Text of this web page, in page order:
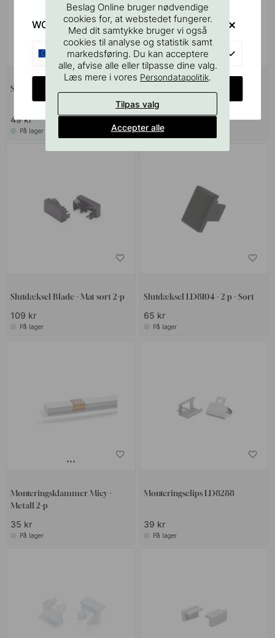
Slutdæksel Nubo - Hvid - 2 stk
49 kr
På lager
2000mm - Opal
329 kr
På lager
Slutdæksel Blade - Mat sort 2-p
109 kr
På lager
Slutdæksel LD8104 - 2/p - Sort
65 kr
På lager
Monteringsklammer Micy -
Metall 2-p
35 kr
På lager
Monteringsclips LD8288
39 kr
På lager
Beslag Online bruger nødvendige
cookies for, at webstedet fungerer.
Med dit samtykke bruger vi også
cookies til analyse og statistik samt
markedsføring. Du kan acceptere
alle, afvise alle eller tilpasse dine valg.
Læs mere i vores Persondatapolitik.
Tilpas valg
Accepter alle
WOULD YOU RATHER VISIT?
EU